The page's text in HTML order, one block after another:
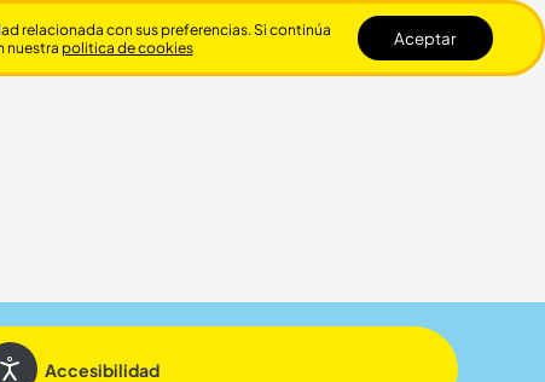
Accesibilidad
Cerrar
relacionada con sus preferencias. Si continúa
nuestra politica de cookies Aceptar